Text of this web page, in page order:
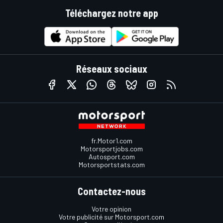
Téléchargez notre app
Réseaux sociaux
fr.Motor1.com
Motorsportjobs.com
Autosport.com
Motorsportstats.com
Contactez-nous
Votre opinion
Votre publicité sur Motorsport.com